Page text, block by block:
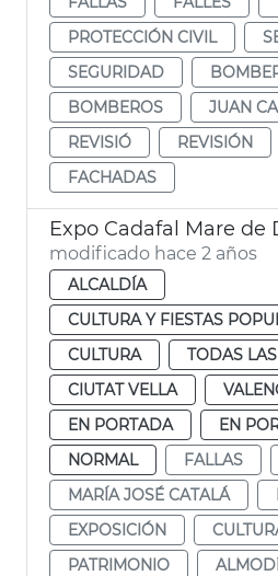
PROTECCIÓN CIVIL
SEGURIDAD
BOMBEROS
JUAN
REVISIÓ
REVISIÓN
FACHADAS
Expo Cadafal Mare de
modificado hace 2 años
ALCALDÍA
CULTURA Y FIESTAS
CULTURA
TODAS
CIUTAT VELLA
EN PORTADA
EN
NORMAL
FALLAS
MARÍA JOSÉ CATALÁ
EXPOSICIÓN
PATRIMONIO
ALMODÍ